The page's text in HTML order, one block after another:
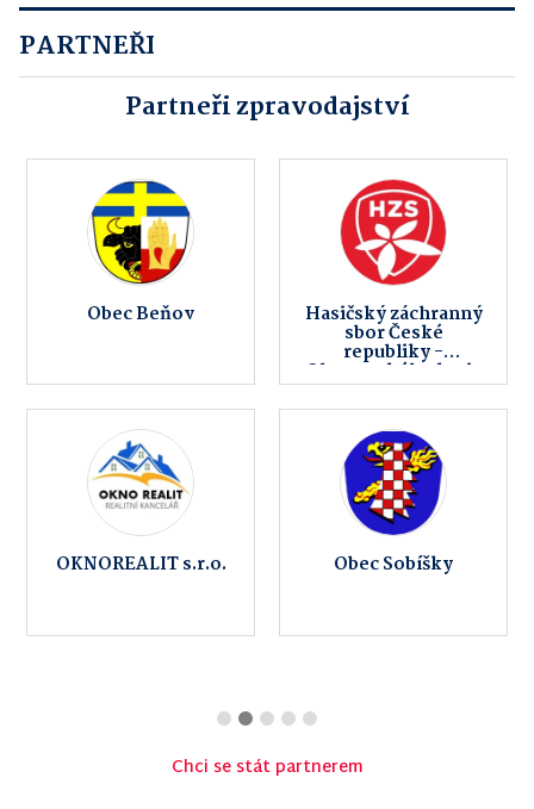
PARTNEŘI
Partneři zpravodajství
Obec Beňov Hasičský záchranný
sbor České
republiky -
Olomouckého kraje
OKNOREALIT s.r.o. Obec Sobíšky
Chci se stát partnerem